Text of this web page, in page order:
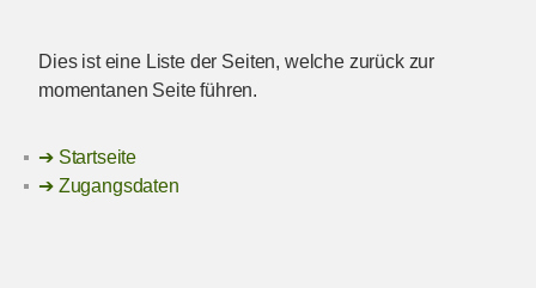
Dies ist eine Liste der Seiten, welche zurück zur
momentanen Seite führen.
Startseite
Zugangsdaten